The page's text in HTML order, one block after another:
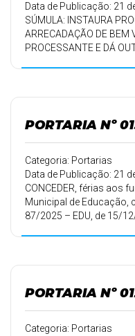
Data de Publicação: 21
SÚMULA: INSTAURA
ARRECADAÇÃO DE BEM
PROCESSANTE E DÁ
PORTARIA Nº
Categoria: Portarias
Data de Publicação: 21
CONCEDER, férias aos
Municipal de Educação,
87/2025 – EDU, de 15/
PORTARIA Nº
Categoria: Portarias